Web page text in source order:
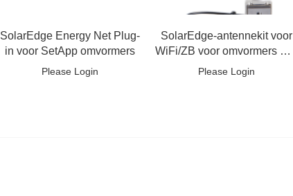
SolarEdge Energy Net Plug-
in voor SetApp omvormers
Please Login
SolarEdge-antennekit voor
WiFi/ZB voor omvormers met
SetApp
Please Login